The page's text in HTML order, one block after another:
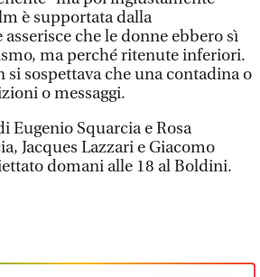
è supportata dalla
che le donne ebbero sì
ma perché ritenute inferiori.
sospettava che una contadina o
o messaggi.
Eugenio Squarcia e Rosa
Jacques Lazzari e Giacomo
domani alle 18 al Boldini.